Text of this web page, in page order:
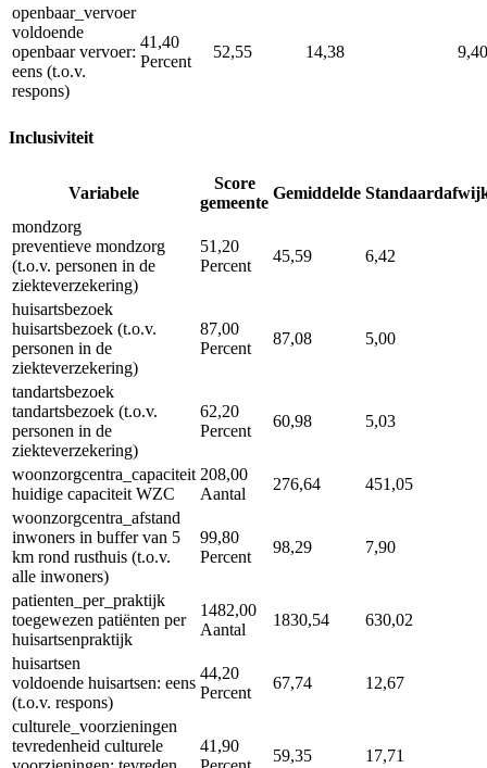
openbaar_vervoer
voldoende
openbaar vervoer:
eens (t.o.v.
respons)
41,40
Percent
52,55 14,38 9,40
Inclusiviteit
Variabele
Score
gemeente
Gemiddelde
mondzorg
preventieve mondzorg
(t.o.v. personen in de
ziekteverzekering)
51,20
Percent
45,59 6,42
huisartsbezoek
huisartsbezoek (t.o.v.
personen in de
ziekteverzekering)
87,00
Percent
87,08 5,00
tandartsbezoek
tandartsbezoek (t.o.v.
personen in de
ziekteverzekering)
62,20
Percent
60,98 5,03
woonzorgcentra_capaciteit
huidige capaciteit WZC
208,00
Aantal
276,64
451,05
woonzorgcentra_afstand
inwoners in buffer van 5
km rond rusthuis (t.o.v.
alle inwoners)
99,80
Percent
98,29 7,90
patienten_per_praktijk
toegewezen patiënten per
huisartsenpraktijk
1482,00
Aantal
1830,54 630,02
huisartsen
voldoende huisartsen: eens
(t.o.v. respons)
44,20
Percent
67,74 12,67
culturele_voorzieningen
tevredenheid culturele
41,90
59,35 17,71